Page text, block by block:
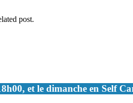
post.
et le dimanche en Self